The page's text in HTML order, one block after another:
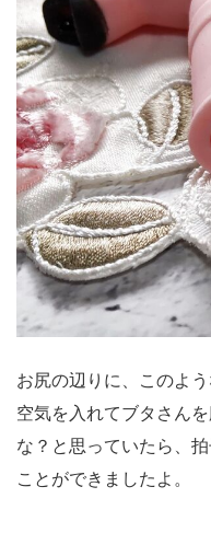
お尻の辺りに、このよ
空気を入れてブタさん
な？と思っていたら、
ことができましたよ。